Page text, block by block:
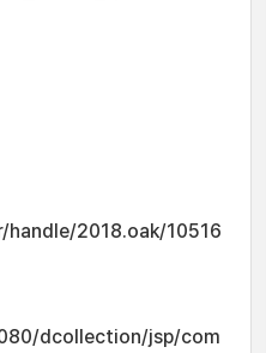
2018.oak/10516
dcollection/jsp/com